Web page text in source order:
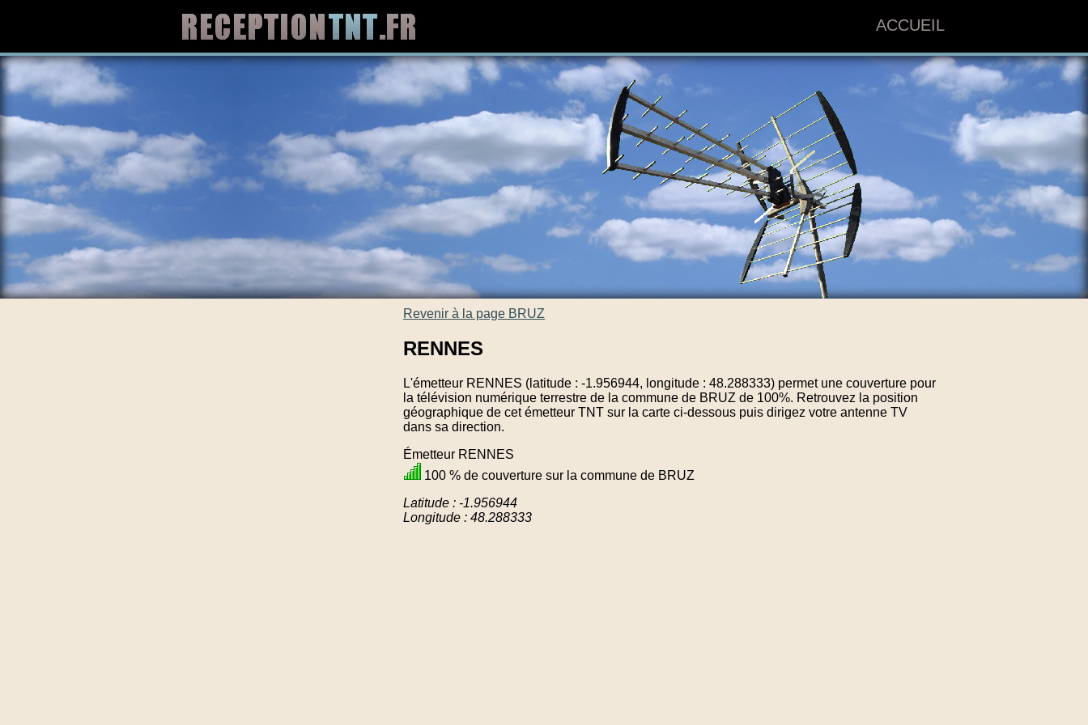
ACCUEIL
Revenir à la page BRUZ
RENNES
L'émetteur RENNES (latitude : -1.956944, longitude : 48.288333) permet une couverture pour
la télévision numérique terrestre de la commune de BRUZ de 100%. Retrouvez la position
géographique de cet émetteur TNT sur la carte ci-dessous puis dirigez votre antenne TV
dans sa direction.
Émetteur RENNES
100 % de couverture sur la commune de BRUZ
Latitude : -1.956944
Longitude : 48.288333